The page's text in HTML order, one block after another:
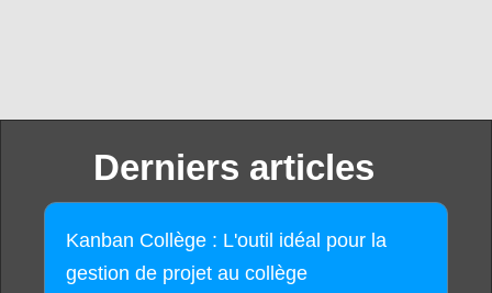
Derniers articles
Kanban Collège : L'outil idéal pour la
gestion de projet au collège